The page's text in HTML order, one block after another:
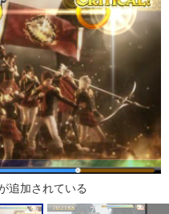
追加されている